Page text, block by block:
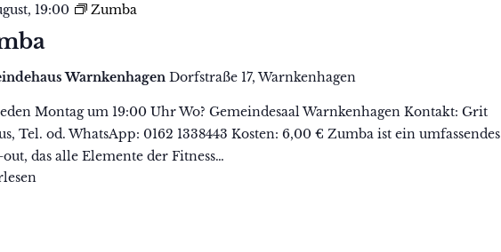
19:00 Zumba
Warnkenhagen Dorfstraße 17, Warnkenhagen
Montag um 19:00 Uhr Wo? Gemeindesaal Warnkenhagen Kontakt: Grit
Tel. od. WhatsApp: 0162 1338443 Kosten: 6,00 € Zumba ist ein umfassendes
das alle Elemente der Fitness…